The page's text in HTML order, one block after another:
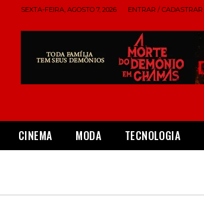
SEXTA-FEIRA, AGOSTO 7, 2026 ENTRAR / CADASTRAR
CINEMA MODA TECNOLOGIA